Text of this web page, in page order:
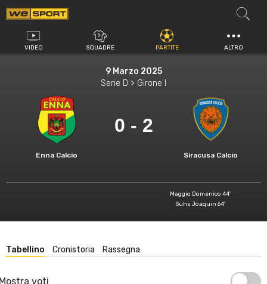
Vai
al
contenuto
VIDEO SQUADRE PARTITE ALTRO
9 Marzo 2025
Serie D > Girone I
Enna Calcio
0 - 2
Siracusa Calcio
Maggio Domenico 44'
Suhs Joaquin 64'
Tabellino Cronistoria Rassegna
voti